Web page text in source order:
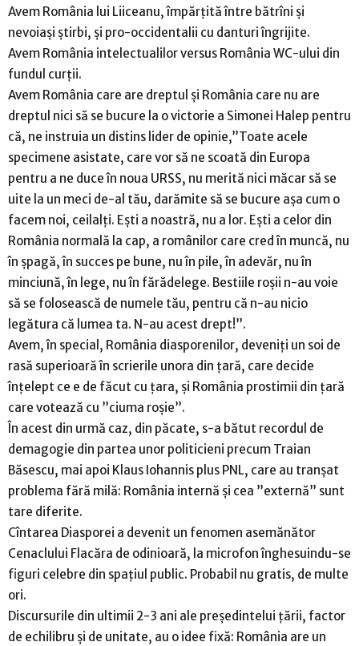
Avem România lui Liiceanu, împărțită între bătrîni și
nevoiași știrbi, și pro-occidentalii cu danturi îngrijite.
Avem România intelectualilor versus România WC-ului din
fundul curții.
Avem România care are dreptul și România care nu are
dreptul nici să se bucure la o victorie a Simonei Halep pentru
că, ne instruia un distins lider de opinie,”Toate acele
specimene asistate, care vor să ne scoată din Europa
pentru a ne duce în noua URSS, nu merită nici măcar să se
uite la un meci de-al tău, darămite să se bucure așa cum o
facem noi, ceilalți. Ești a noastră, nu a lor. Ești a celor din
România normală la cap, a românilor care cred în muncă, nu
în șpagă, în succes pe bune, nu în pile, în adevăr, nu în
minciună, în lege, nu în fărădelege. Bestiile roșii n-au voie
să se folosească de numele tău, pentru că n-au nicio
legătura că lumea ta. N-au acest drept!”.
Avem, în special, România diasporenilor, deveniți un soi de
rasă superioară în scrierile unora din țară, care decide
înțelept ce e de făcut cu țara, și România prostimii din țară
care votează cu ”ciuma roșie”.
În acest din urmă caz, din păcate, s-a bătut recordul de
demagogie din partea unor politicieni precum Traian
Băsescu, mai apoi Klaus Iohannis plus PNL, care au tranșat
problema fără milă: România internă și cea ”externă” sunt
tare diferite.
Cîntarea Diasporei a devenit un fenomen asemănător
Cenaclului Flacăra de odinioară, la microfon înghesuindu-se
figuri celebre din spațiul public. Probabil nu gratis, de multe
ori.
Discursurile din ultimii 2-3 ani ale președintelui țării, factor
de echilibru și de unitate, au o idee fixă: România are un